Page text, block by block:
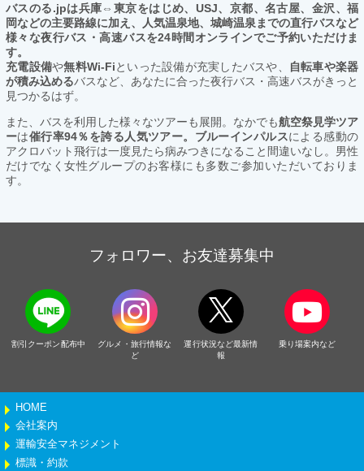
バスのる.jpは兵庫⇔東京をはじめ、USJ、京都、名古屋、金沢、福
岡などの主要路線に加え、人気温泉地、城崎温泉までの直行バスなど
様々な夜行バス・高速バスを24時間オンラインでご予約いただけま
す。
充電設備や無料Wi-Fiといった設備が充実したバスや、
自転車や楽器
が積み込めるバスなど、あなたに合った夜行バス・高速バスがきっと
見つかるはず。
また、バスを利用した様々なツアーも展開。なかでも航空祭見学ツア
ーは催行率94％を誇る人気ツアー。ブルーインパルスによる感動の
アクロバット飛行は一度見たら病みつきになること間違いなし。男性
だけでなく女性グループのお客様にも多数ご参加いただいておりま
す。
フォロワー、お友達募集中
割引クーポン配布中
グルメ・旅行情報な
ど
運行状況など最新情
報
乗り場案内など
HOME
会社案内
運輸安全マネジメント
標識・約款